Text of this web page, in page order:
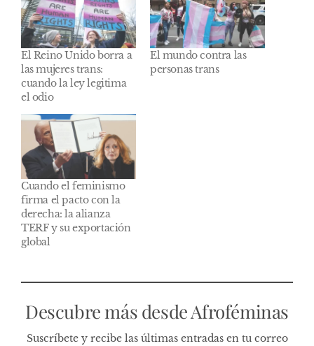
El Reino Unido borra a
las mujeres trans:
cuando la ley legitima
el odio
El mundo contra las
personas trans
Cuando el feminismo
firma el pacto con la
derecha: la alianza
TERF y su exportación
global
Descubre más desde Afroféminas
Suscríbete y recibe las últimas entradas en tu correo